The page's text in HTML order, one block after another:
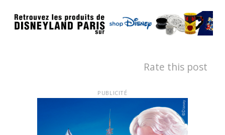
Rate this post
PUBLICITÉ